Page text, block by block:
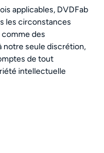
applicables, DVDFab
les circonstances
des
notre seule discrétion,
de tout
intellectuelle